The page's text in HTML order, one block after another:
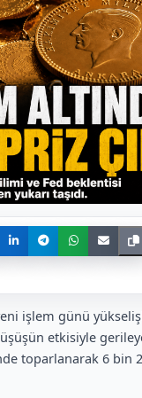
işlem günü
etkisiyle
toparlanarak 6 bin